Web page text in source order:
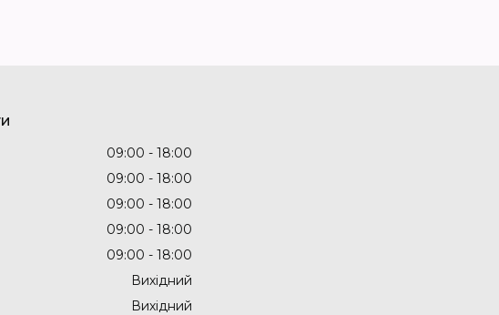
09:00
18:00
09:00
18:00
09:00
18:00
09:00
18:00
09:00
18:00
Вихідний
Вихідний